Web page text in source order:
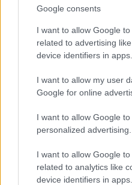
Google consents
I want to allow Google
related to advertising
device identifiers in apps.
I want to allow my user
Google for online
I want to allow Google
personalized advertising.
I want to allow Google
related to analytics like
device identifiers in apps.
Amire
Országos hírek
A